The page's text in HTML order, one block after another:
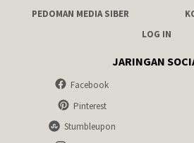
PEDOMAN MEDIA SIBER
LOG IN
JARINGAN
Facebook
Pinterest
Stumbleupon